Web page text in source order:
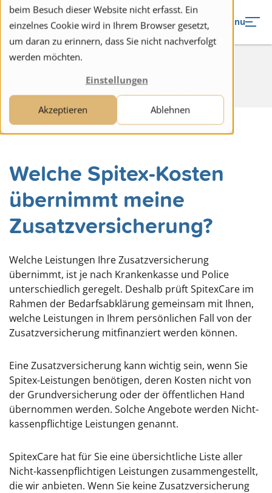
beim Besuch dieser Website nicht erfasst. Ein
einzelnes Cookie wird in Ihrem Browser gesetzt,
um daran zu erinnern, dass Sie nicht nachverfolgt
werden möchten.
Einstellungen
Akzeptieren Ablehnen
to navigation
to the content
Menu
Welche Kosten übernimmt die Zusatzversicherung
Welche Spitex-Kosten
übernimmt meine
Zusatzversicherung?
Welche Leistungen Ihre Zusatzversicherung
übernimmt, ist je nach Krankenkasse und Police
unterschiedlich geregelt. Deshalb prüft SpitexCare im
Rahmen der Bedarfsabklärung gemeinsam mit Ihnen,
welche Leistungen in Ihrem persönlichen Fall von der
Zusatzversicherung mitfinanziert werden können.
Eine Zusatzversicherung kann wichtig sein, wenn Sie
Spitex-Leistungen benötigen, deren Kosten nicht von
der Grundversicherung oder der öffentlichen Hand
übernommen werden. Solche Angebote werden Nicht-
kassenpflichtige Leistungen genannt.
SpitexCare hat für Sie eine übersichtliche Liste aller
Nicht-kassenpflichtigen Leistungen zusammengestellt,
die wir anbieten. Wenn Sie keine Zusatzversicherung